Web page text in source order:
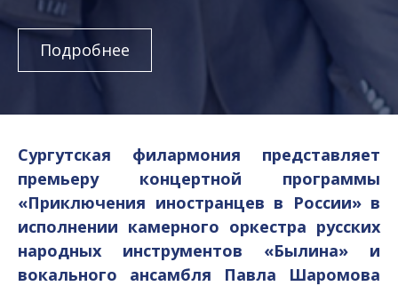
Подробнее
Сургутская филармония представляет
премьеру концертной программы
«Приключения иностранцев в России» в
исполнении камерного оркестра русских
народных инструментов «Былина» и
вокального ансамбля Павла Шаромова